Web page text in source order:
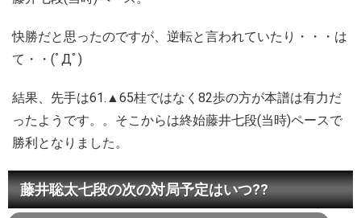
快勝だと思ったのですが、逆転と言われていたり・・・は
て・・(ﾟДﾟ)
結果、先手は61.▲65桂ではなく82歩の方が本譜は有力だ
ったようです。。そこからは終始藤井七段(当時)ペースで
勝利となりました。
藤井聡太七段の次の対局予定はいつ??